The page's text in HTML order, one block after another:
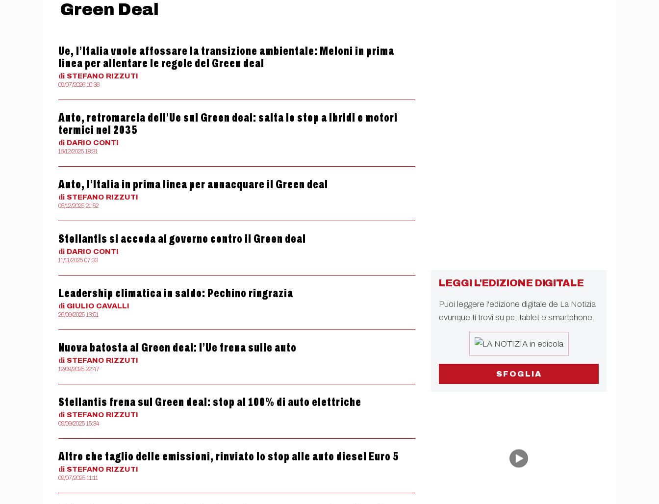
Green Deal
Ue, l’Italia vuole affossare la transizione ambientale: Meloni in prima
linea per allentare le regole del Green deal
di STEFANO RIZZUTI
09/07/2026 10:36
Auto, retromarcia dell’Ue sul Green deal: salta lo stop a ibridi e motori
termici nel 2035
di DARIO CONTI
16/12/2025 18:31
Auto, l’Italia in prima linea per annacquare il Green deal
di STEFANO RIZZUTI
05/12/2025 21:52
Stellantis si accoda al governo contro il Green deal
di DARIO CONTI
11/11/2025 07:33
Leadership climatica in saldo: Pechino ringrazia
di GIULIO CAVALLI
26/09/2025 13:51
Nuova batosta al Green deal: l’Ue frena sulle auto
di STEFANO RIZZUTI
12/09/2025 22:47
Stellantis frena sul Green deal: stop al 100% di auto elettriche
di STEFANO RIZZUTI
09/09/2025 15:34
Altro che taglio delle emissioni, rinviato lo stop alle auto diesel Euro 5
di STEFANO RIZZUTI
09/07/2025 11:11
LEGGI L'EDIZIONE DIGITALE
Puoi leggere l'edizione digitale de La Notizia
ovunque ti trovi su pc, tablet e smartphone.
SFOGLIA